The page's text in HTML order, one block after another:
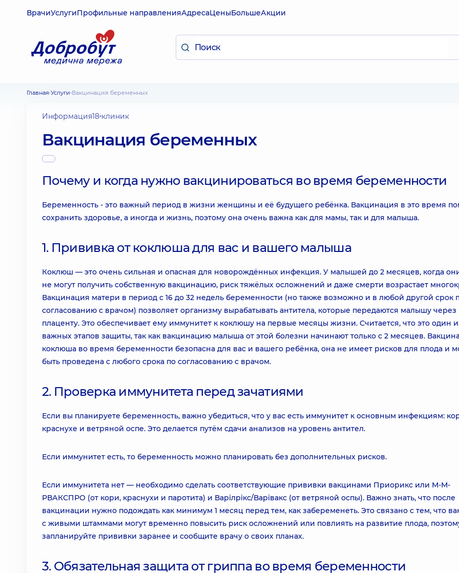
ВрачиУслугиПрофильные направленияАдресаЦеныБольшеАкции
Главная Услуги Вакцинация беременных
Информация18 клиник
Вакцинация беременных
Почему и когда нужно вакцинироваться во время беременности
Беременность - это важный период в жизни женщины и её будущего ребёнка. Вакцинация в это время
сохранить здоровье, а иногда и жизнь, поэтому она очень важна как для мамы, так и для малыша.
1. Прививка от коклюша для вас и вашего малыша
Коклюш — это очень сильная и опасная для новорождённых инфекция. У малышей до 2 месяцев, когда
не могут получить собственную вакцинацию, риск тяжёлых осложнений и даже смерти возрастает
Вакцинация матери в период с 16 до 32 недель беременности (но также возможно и в любой другой срок
согласованию с врачом) позволяет организму вырабатывать антитела, которые передаются малышу через
плаценту. Это обеспечивает ему иммунитет к коклюшу на первые месяцы жизни. Считается, что это один
важных этапов защиты, так как вакцинацию малыша от этой болезни начинают только с 2 месяцев.
коклюша во время беременности безопасна для вас и вашего ребёнка, она не имеет рисков для плода и
быть проведена с любого срока по согласованию с врачом.
2. Проверка иммунитета перед зачатиями
Если вы планируете беременность, важно убедиться, что у вас есть иммунитет к основным инфекциям:
краснухе и ветряной оспе. Это делается путём сдачи анализов на уровень антител.
Если иммунитет есть, то беременность можно планировать без дополнительных рисков.
Если иммунитета нет — необходимо сделать соответствующие прививки вакцинами Приорикс или М-М-
РВАКСПРО (от кори, краснухи и паротита) и Варілрікс/Варівакс (от ветряной оспы). Важно знать, что после
вакцинации нужно подождать как минимум 1 месяц перед тем, как забеременеть. Это связано с тем, что
с живыми штаммами могут временно повысить риск осложнений или повлиять на развитие плода,
запланируйте прививки заранее и сообщите врачу о своих планах.
3. Обязательная защита от гриппа во время беременности